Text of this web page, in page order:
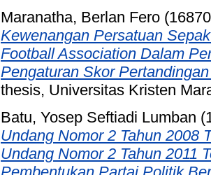
Maranatha, Berlan Fero
Kewenangan Persatuan
Football Association Dalam
Pengaturan Skor
thesis, Universitas Kristen
Batu, Yosep Seftiadi Lumban
Undang Nomor 2 Tahun 2008
Undang Nomor 2 Tahun 2011